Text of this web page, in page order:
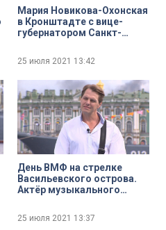
Мария Новикова-Охонская
в Кронштадте с вице-
губернатором Санкт-
Пиотровским
25 июля 2021 13:42
День ВМФ на стрелке
Васильевского острова.
Актёр музыкального
25 июля 2021 13:37